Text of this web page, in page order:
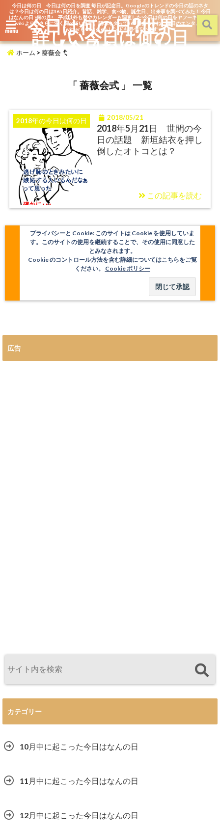
今日は何の日 今日は何の日を調査 毎日が記念日。Googleのトレンドの今日の話のネタ
は？今日は何の日は365日紹介。昔話、雑学、食べ物、誕生日、出来事を調べてみた！ 今日
はなんの日 ?何の月? 平成以外も暦やカレンダーも調査した!今日は何の日をヤフーキッズや
wikiよりもさらに深く調べています。話のネタって365日あるよね。毎日のエンタメを
TwitterもGoogleトレンドも調べています
menu 今日は何の日?世界一
詳しい今日は何の日
【今日なん？】
ホーム > 薔薇会式
「 薔薇会式 」 一覧
2018年の今日は何の日 2018/05/21
2018年5月21日 世間の今
日の話題 新垣結衣を押し
倒したオトコとは？
この記事を読む
プライバシーと Cookie: このサイトは Cookie を使用していま
す。このサイトの使用を継続することで、その使用に同意した
とみなされます。
Cookie のコントロール方法を含む詳細についてはこちらをご覧
ください。 Cookie ポリシー
広告
カテゴリー
10月中に起こった今日はなんの日
11月中に起こった今日はなんの日
12月中に起こった今日はなんの日